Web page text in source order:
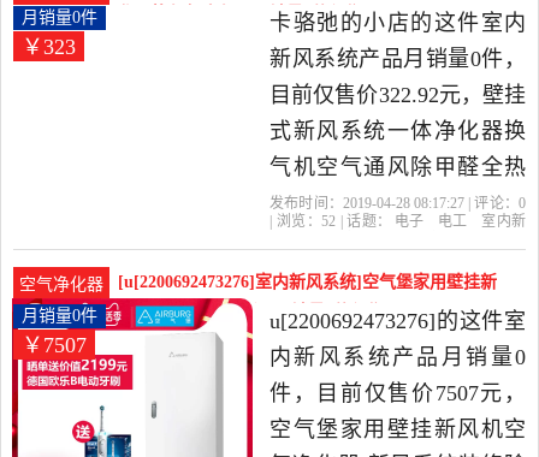
电子,电工当中性价比很高
的室内新风系统，由北京
发货。
化器换气机空气通月销量0件仅售322.92元
￥323
月销量0件
卡骆弛的小店的这件室内
新风系统产品月销量0件，
目前仅售价322.92元，壁挂
式新风系统一体净化器换
气机空气通风除甲醛全热
交换器家用是2019年卡骆
中性价比很高的室内新风
系统，由广东 佛山发货。
发布时间：2019-04-28 08:17:27 | 评论： 0
| 浏览：52 | 话题： 电子 电工
室内新
空气净化器
[u[2200692473276]室内新风系统]空气堡家用壁挂新
风机空气净化器 新风月销量0件仅售7507元
￥7507
月销量0件
u[2200692473276]的这件室
内新风系统产品月销量0
件，目前仅售价7507元，
空气堡家用壁挂新风机空